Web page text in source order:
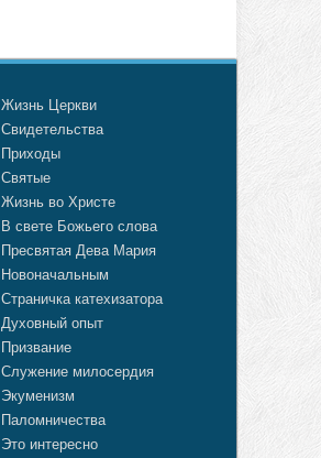
Жизнь Церкви
Свидетельства
Приходы
Святые
Жизнь во Христе
В свете Божьего слова
Пресвятая Дева Мария
Новоначальным
Страничка катехизатора
Духовный опыт
Призвание
Служение милосердия
Экуменизм
Паломничества
Это интересно